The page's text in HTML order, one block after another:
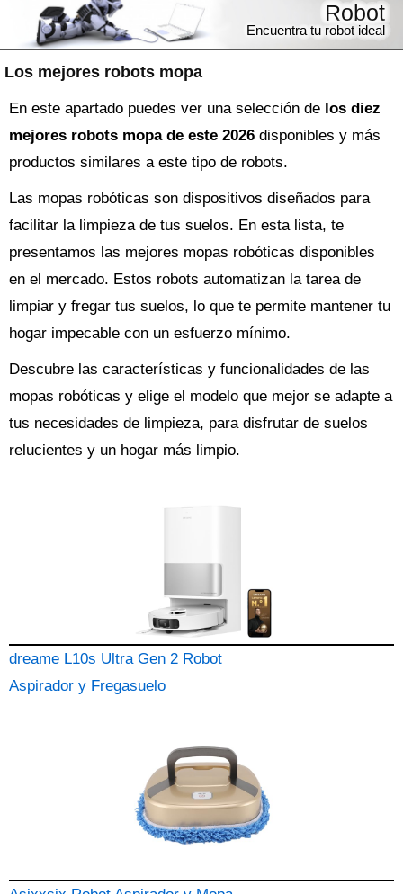
Los mejores robots mopa
Robot
Encuentra tu robot ideal
En este apartado puedes ver una selección de los diez
mejores robots mopa de este 2026 disponibles y más
productos similares a este tipo de robots.
Las mopas robóticas son dispositivos diseñados para
facilitar la limpieza de tus suelos. En esta lista, te
presentamos las mejores mopas robóticas disponibles
en el mercado. Estos robots automatizan la tarea de
limpiar y fregar tus suelos, lo que te permite mantener tu
hogar impecable con un esfuerzo mínimo.
Descubre las características y funcionalidades de las
mopas robóticas y elige el modelo que mejor se adapte a
tus necesidades de limpieza, para disfrutar de suelos
relucientes y un hogar más limpio.
dreame L10s Ultra Gen 2 Robot
Aspirador y Fregasuelo